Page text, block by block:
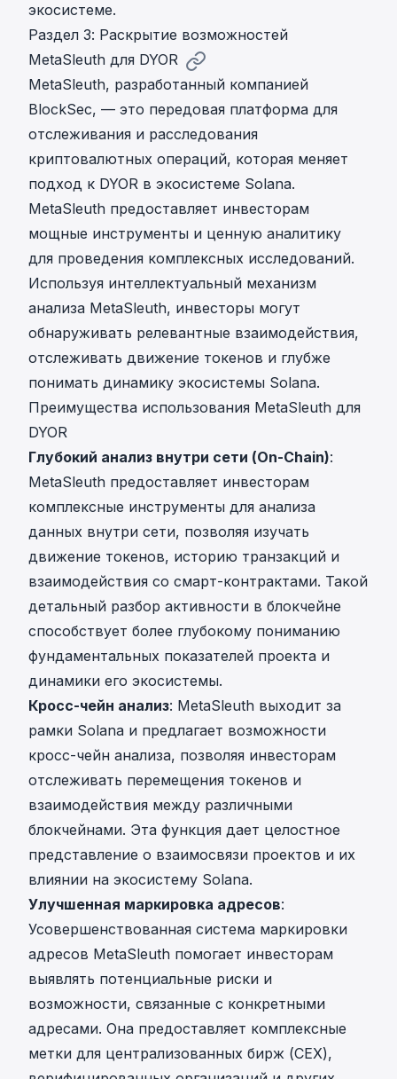
экосистеме.
Раздел 3: Раскрытие возможностей
MetaSleuth для DYOR
MetaSleuth, разработанный компанией
BlockSec, — это передовая платформа для
отслеживания и расследования
криптовалютных операций, которая меняет
подход к DYOR в экосистеме Solana.
MetaSleuth предоставляет инвесторам
мощные инструменты и ценную аналитику
для проведения комплексных исследований.
Используя интеллектуальный механизм
анализа MetaSleuth, инвесторы могут
обнаруживать релевантные взаимодействия,
отслеживать движение токенов и глубже
понимать динамику экосистемы Solana.
Преимущества использования MetaSleuth для
DYOR
Глубокий анализ внутри сети (On-Chain):
MetaSleuth предоставляет инвесторам
комплексные инструменты для анализа
данных внутри сети, позволяя изучать
движение токенов, историю транзакций и
взаимодействия со смарт-контрактами. Такой
детальный разбор активности в блокчейне
способствует более глубокому пониманию
фундаментальных показателей проекта и
динамики его экосистемы.
Кросс-чейн анализ: MetaSleuth выходит за
рамки Solana и предлагает возможности
кросс-чейн анализа, позволяя инвесторам
отслеживать перемещения токенов и
взаимодействия между различными
блокчейнами. Эта функция дает целостное
представление о взаимосвязи проектов и их
влиянии на экосистему Solana.
Улучшенная маркировка адресов:
Усовершенствованная система маркировки
адресов MetaSleuth помогает инвесторам
выявлять потенциальные риски и
возможности, связанные с конкретными
адресами. Она предоставляет комплексные
метки для централизованных бирж (CEX),